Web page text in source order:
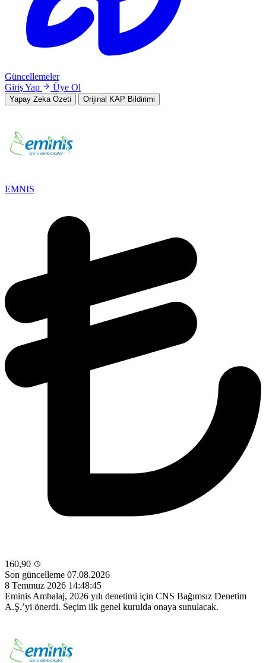
Güncellemeler
Giriş Yap
Üye Ol
Yapay Zeka Özeti Orijinal KAP Bildirimi
EMNIS
160,90
Son güncelleme 07.08.2026
8 Temmuz 2026 14:48:45
Eminis Ambalaj, 2026 yılı denetimi için CNS Bağımsız Denetim
A.Ş.’yi önerdi. Seçim ilk genel kurulda onaya sunulacak.